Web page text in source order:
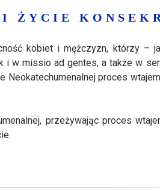
ŻYCIE
kobiet i mężczyzn, którzy –
w missio ad gentes, a także w
proces
przeżywając proces